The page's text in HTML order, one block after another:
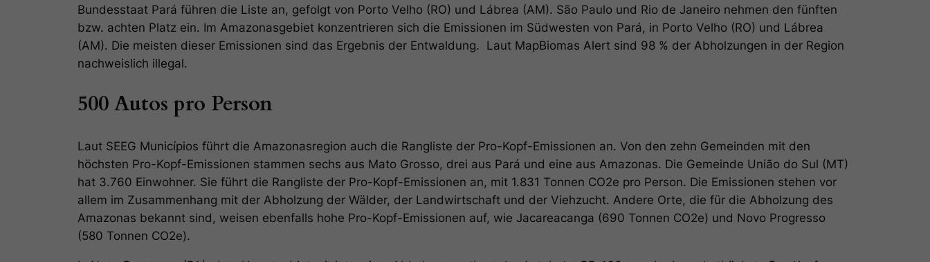
Bundesstaat Pará führen die Liste an, gefolgt von Porto Velho (RO) und Lábrea (AM). São Paulo und Rio de Janeiro nehmen den fünften
bzw. achten Platz ein. Im Amazonasgebiet konzentrieren sich die Emissionen im Südwesten von Pará, in Porto Velho (RO) und Lábrea
(AM). Die meisten dieser Emissionen sind das Ergebnis der Entwaldung. Laut MapBiomas Alert sind 98 % der Abholzungen in der Region
nachweislich illegal.
500 Autos pro Person
Laut SEEG Municípios führt die Amazonasregion auch die Rangliste der Pro-Kopf-Emissionen an. Von den zehn Gemeinden mit den
höchsten Pro-Kopf-Emissionen stammen sechs aus Mato Grosso, drei aus Pará und eine aus Amazonas. Die Gemeinde União do Sul (MT)
hat 3.760 Einwohner. Sie führt die Rangliste der Pro-Kopf-Emissionen an, mit 1.831 Tonnen CO2e pro Person. Die Emissionen stehen vor
allem im Zusammenhang mit der Abholzung der Wälder, der Landwirtschaft und der Viehzucht. Andere Orte, die für die Abholzung des
Amazonas bekannt sind, weisen ebenfalls hohe Pro-Kopf-Emissionen auf, wie Jacareacanga (690 Tonnen CO2e) und Novo Progresso
(580 Tonnen CO2e).